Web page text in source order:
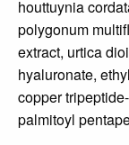
houttuynia
polygonum
extract, urtica
hyaluronate,
copper
palmitoyl